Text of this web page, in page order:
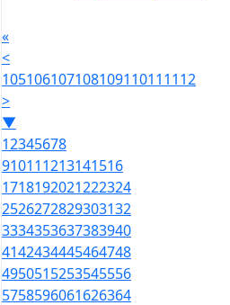
«
<
105106107108109110111112
>
▼
12345678
910111213141516
1718192021222324
2526272829303132
3334353637383940
4142434445464748
4950515253545556
5758596061626364